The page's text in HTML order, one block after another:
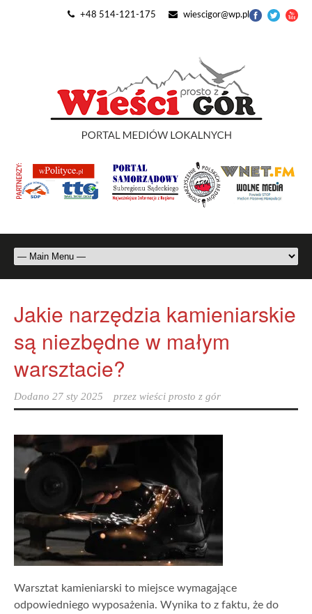
+48 514-121-175 wiescigor@wp.pl
Jakie narzędzia kamieniarskie
są niezbędne w małym
warsztacie?
Dodano 27 sty 2025 przez wieści prosto z gór
Warsztat kamieniarski to miejsce wymagające
odpowiedniego wyposażenia. Wynika to z faktu, że do